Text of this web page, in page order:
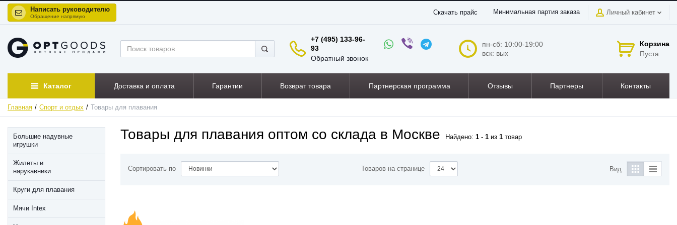
Написать руководителю
Обращение напрямую
Скачать прайс Минимальная партия заказа Личный кабинет
+7 (495) 133-96-
93
Обратный звонок
пн-сб: 10:00-19:00
вск: вых
Корзина
Пуста
Каталог Доставка и оплата Гарантии Возврат товара Партнерская программа Отзывы Партнеры Контакты
Главная Спорт и отдых Товары для плавания
Большие надувные
игрушки
Жилеты и
нарукавники
Круги для плавания
Мячи Intex
Товары для плавания оптом со склада в Москве Найдено: 1 - 1 из 1 товар
Сортировать по Товаров на странице Вид